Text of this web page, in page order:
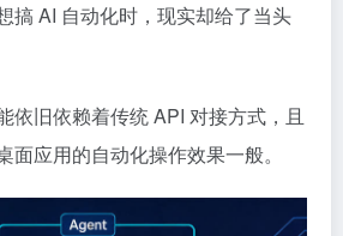
搞 AI 自动化时，现实却给了当头
依旧依赖着传统 API 对接方式，且
面应用的自动化操作效果一般。